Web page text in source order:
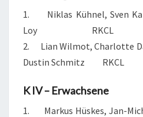
1. Niklas Kühnel, Sven
Loy RKCL
2. Lian Wilmot, Charlotte
Dustin Schmitz RKCL
K IV – Erwachsene
1. Markus Hüskes, Jan-